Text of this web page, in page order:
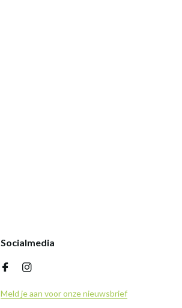
Socialmedia
Meld je aan voor onze nieuwsbrief